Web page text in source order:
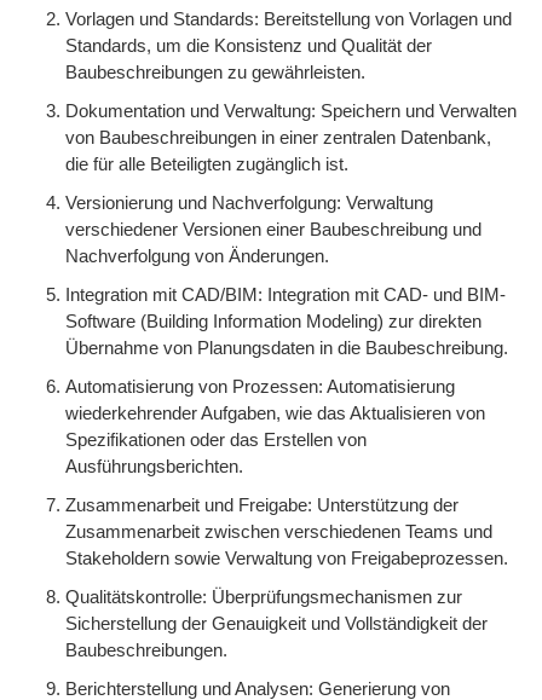
Vorlagen und Standards: Bereitstellung von Vorlagen und
Standards, um die Konsistenz und Qualität der
Baubeschreibungen zu gewährleisten.
Dokumentation und Verwaltung: Speichern und Verwalten
von Baubeschreibungen in einer zentralen Datenbank,
die für alle Beteiligten zugänglich ist.
Versionierung und Nachverfolgung: Verwaltung
verschiedener Versionen einer Baubeschreibung und
Nachverfolgung von Änderungen.
Integration mit CAD/BIM: Integration mit CAD- und BIM-
Software (Building Information Modeling) zur direkten
Übernahme von Planungsdaten in die Baubeschreibung.
Automatisierung von Prozessen: Automatisierung
wiederkehrender Aufgaben, wie das Aktualisieren von
Spezifikationen oder das Erstellen von
Ausführungsberichten.
Zusammenarbeit und Freigabe: Unterstützung der
Zusammenarbeit zwischen verschiedenen Teams und
Stakeholdern sowie Verwaltung von Freigabeprozessen.
Qualitätskontrolle: Überprüfungsmechanismen zur
Sicherstellung der Genauigkeit und Vollständigkeit der
Baubeschreibungen.
Berichterstellung und Analysen: Generierung von